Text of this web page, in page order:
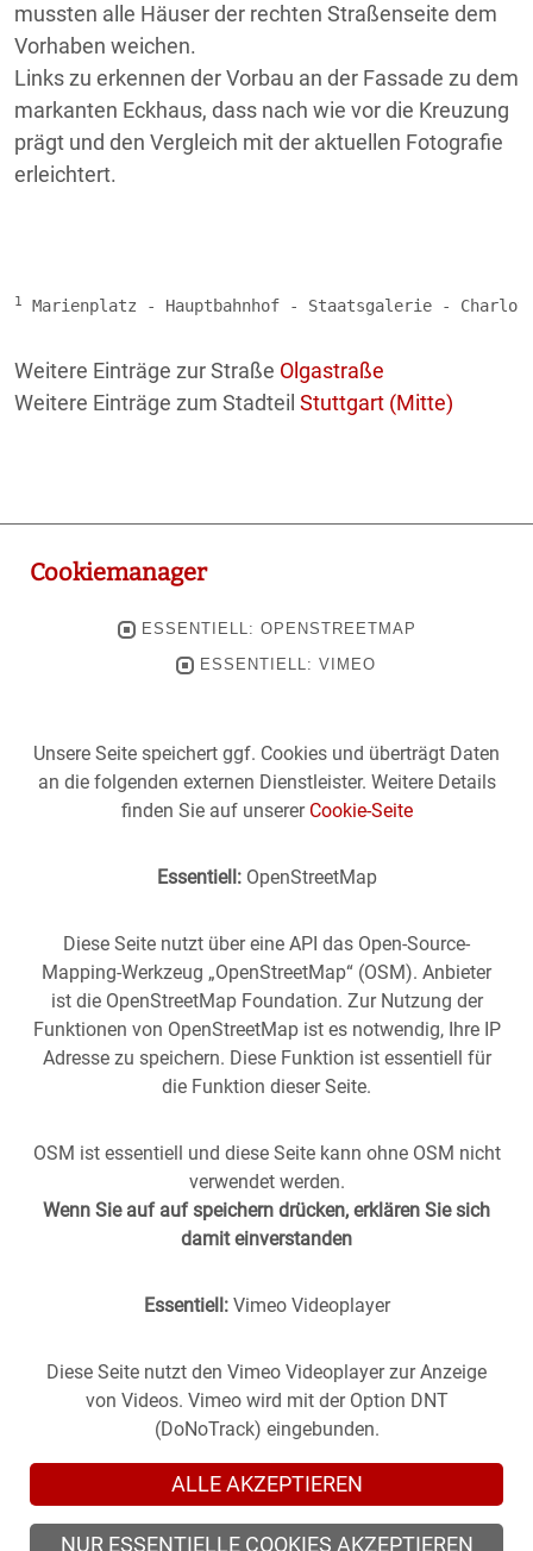
mussten alle Häuser der rechten Straßenseite dem
Vorhaben weichen.
Links zu erkennen der Vorbau an der Fassade zu dem
markanten Eckhaus, dass nach wie vor die Kreuzung
prägt und den Vergleich mit der aktuellen Fotografie
erleichtert.
1
Weitere Einträge zur Straße Olgastraße
Weitere Einträge zum Stadteil Stuttgart (Mitte)
Stuttgart aus derVergangenheitin dieGegenwart
Historische Fotos aus Stuttgart im direkten Vergleich mit
zeitgenössischen Bildern.
Cookiemanager
ESSENTIELL: OPENSTREETMAP
ESSENTIELL: VIMEO
Unsere Seite speichert ggf. Cookies und überträgt Daten
an die folgenden externen Dienstleister. Weitere Details
finden Sie auf unserer Cookie-Seite
Essentiell:OpenStreetMap
Diese Seite nutzt über eine API das Open-Source-
Mapping-Werkzeug „OpenStreetMap“ (OSM). Anbieter
ist die OpenStreetMap Foundation. Zur Nutzung der
Funktionen von OpenStreetMap ist es notwendig, Ihre IP
Adresse zu speichern. Diese Funktion ist essentiell für
die Funktion dieser Seite.
OSM ist essentiell und diese Seite kann ohne OSM nicht
verwendet werden.
Wenn Sie auf auf speichern drücken, erklären Sie sich
damit einverstanden
Essentiell:Vimeo Videoplayer
Diese Seite nutzt den Vimeo Videoplayer zur Anzeige
von Videos. Vimeo wird mit der Option DNT
(DoNoTrack) eingebunden.
ALLE AKZEPTIEREN
NUR ESSENTIELLE COOKIES AKZEPTIEREN